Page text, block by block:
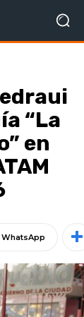
“La
en
WhatsApp